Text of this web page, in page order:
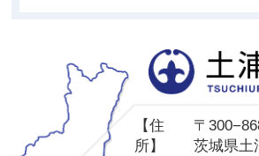
【住
所】
〒
茨城県土